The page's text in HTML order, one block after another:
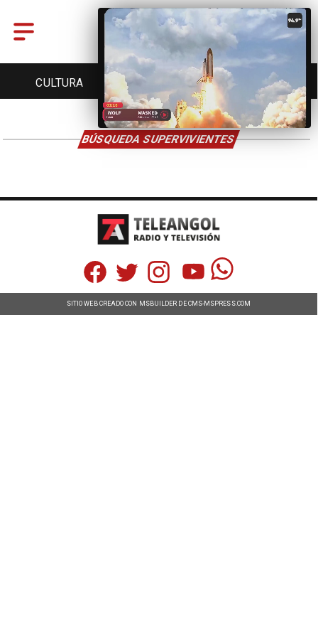
CULTURA TURISMO TENDENCIAS
BÚSQUEDA SUPERVIVIENTES
SITIO WEB CREADO CON MSBUILDER DE CMS-MSPRESS.COM